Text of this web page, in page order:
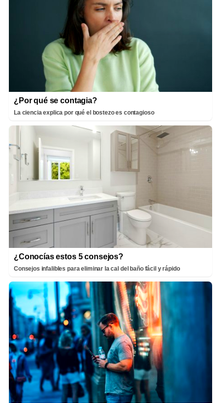
¿Por qué se contagia?
La ciencia explica por qué el bostezo es contagioso
¿Conocías estos 5 consejos?
Consejos infalibles para eliminar la cal del baño fácil y rápido